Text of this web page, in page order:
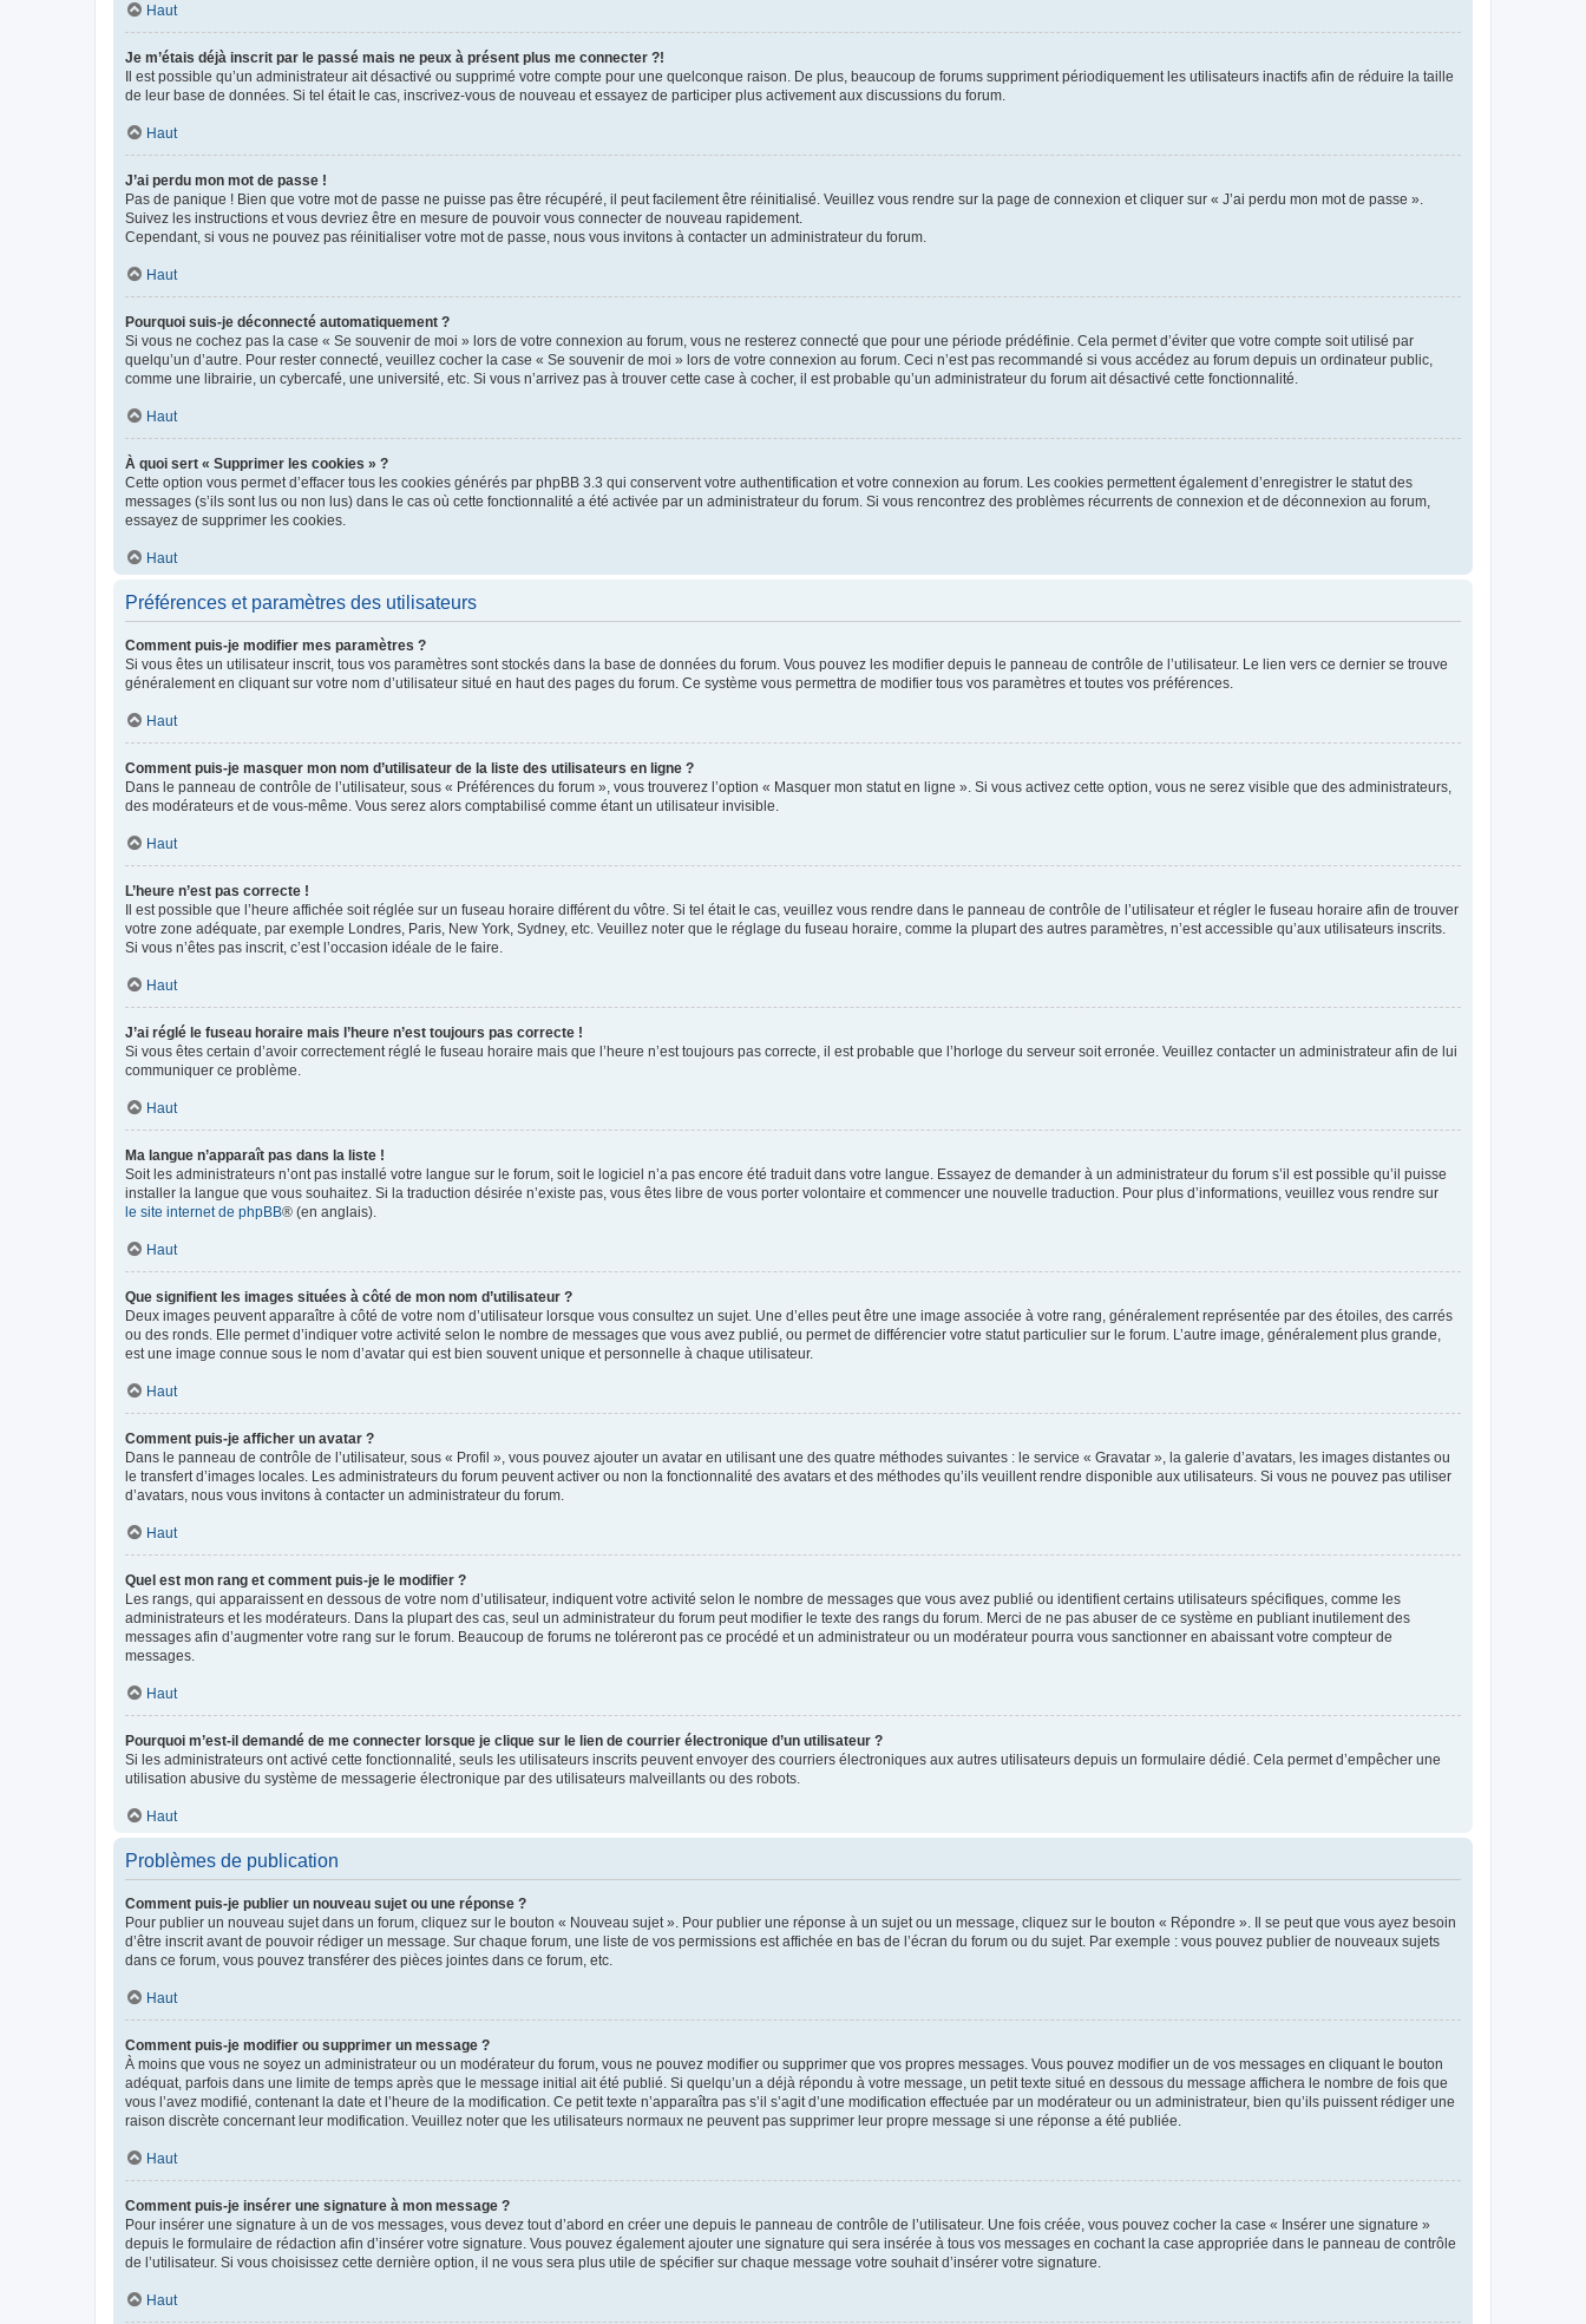
Haut
Je m’étais déjà inscrit par le passé mais ne peux à présent plus me connecter ?!
Il est possible qu’un administrateur ait désactivé ou supprimé votre compte pour une quelconque raison. De plus, beaucoup de forums suppriment périodiquement les utilisateurs inactifs afin de réduire la taille
de leur base de données. Si tel était le cas, inscrivez-vous de nouveau et essayez de participer plus activement aux discussions du forum.
Haut
J’ai perdu mon mot de passe !
Pas de panique ! Bien que votre mot de passe ne puisse pas être récupéré, il peut facilement être réinitialisé. Veuillez vous rendre sur la page de connexion et cliquer sur « J’ai perdu mon mot de passe ».
Suivez les instructions et vous devriez être en mesure de pouvoir vous connecter de nouveau rapidement.
Cependant, si vous ne pouvez pas réinitialiser votre mot de passe, nous vous invitons à contacter un administrateur du forum.
Haut
Pourquoi suis-je déconnecté automatiquement ?
Si vous ne cochez pas la case « Se souvenir de moi » lors de votre connexion au forum, vous ne resterez connecté que pour une période prédéfinie. Cela permet d’éviter que votre compte soit utilisé par
quelqu’un d’autre. Pour rester connecté, veuillez cocher la case « Se souvenir de moi » lors de votre connexion au forum. Ceci n’est pas recommandé si vous accédez au forum depuis un ordinateur public,
comme une librairie, un cybercafé, une université, etc. Si vous n’arrivez pas à trouver cette case à cocher, il est probable qu’un administrateur du forum ait désactivé cette fonctionnalité.
Haut
À quoi sert « Supprimer les cookies » ?
Cette option vous permet d’effacer tous les cookies générés par phpBB 3.3 qui conservent votre authentification et votre connexion au forum. Les cookies permettent également d’enregistrer le statut des
messages (s’ils sont lus ou non lus) dans le cas où cette fonctionnalité a été activée par un administrateur du forum. Si vous rencontrez des problèmes récurrents de connexion et de déconnexion au forum,
essayez de supprimer les cookies.
Haut
Préférences et paramètres des utilisateurs
Comment puis-je modifier mes paramètres ?
Si vous êtes un utilisateur inscrit, tous vos paramètres sont stockés dans la base de données du forum. Vous pouvez les modifier depuis le panneau de contrôle de l’utilisateur. Le lien vers ce dernier se trouve
généralement en cliquant sur votre nom d’utilisateur situé en haut des pages du forum. Ce système vous permettra de modifier tous vos paramètres et toutes vos préférences.
Haut
Comment puis-je masquer mon nom d’utilisateur de la liste des utilisateurs en ligne ?
Dans le panneau de contrôle de l’utilisateur, sous « Préférences du forum », vous trouverez l’option « Masquer mon statut en ligne ». Si vous activez cette option, vous ne serez visible que des administrateurs,
des modérateurs et de vous-même. Vous serez alors comptabilisé comme étant un utilisateur invisible.
Haut
L’heure n’est pas correcte !
Il est possible que l’heure affichée soit réglée sur un fuseau horaire différent du vôtre. Si tel était le cas, veuillez vous rendre dans le panneau de contrôle de l’utilisateur et régler le fuseau horaire afin de trouver
votre zone adéquate, par exemple Londres, Paris, New York, Sydney, etc. Veuillez noter que le réglage du fuseau horaire, comme la plupart des autres paramètres, n’est accessible qu’aux utilisateurs inscrits.
Si vous n’êtes pas inscrit, c’est l’occasion idéale de le faire.
Haut
J’ai réglé le fuseau horaire mais l’heure n’est toujours pas correcte !
Si vous êtes certain d’avoir correctement réglé le fuseau horaire mais que l’heure n’est toujours pas correcte, il est probable que l’horloge du serveur soit erronée. Veuillez contacter un administrateur afin de lui
communiquer ce problème.
Haut
Ma langue n’apparaît pas dans la liste !
Soit les administrateurs n’ont pas installé votre langue sur le forum, soit le logiciel n’a pas encore été traduit dans votre langue. Essayez de demander à un administrateur du forum s’il est possible qu’il puisse
installer la langue que vous souhaitez. Si la traduction désirée n’existe pas, vous êtes libre de vous porter volontaire et commencer une nouvelle traduction. Pour plus d’informations, veuillez vous rendre sur
le site internet de phpBB® (en anglais).
Haut
Que signifient les images situées à côté de mon nom d’utilisateur ?
Deux images peuvent apparaître à côté de votre nom d’utilisateur lorsque vous consultez un sujet. Une d’elles peut être une image associée à votre rang, généralement représentée par des étoiles, des carrés
ou des ronds. Elle permet d’indiquer votre activité selon le nombre de messages que vous avez publié, ou permet de différencier votre statut particulier sur le forum. L’autre image, généralement plus grande,
est une image connue sous le nom d’avatar qui est bien souvent unique et personnelle à chaque utilisateur.
Haut
Comment puis-je afficher un avatar ?
Dans le panneau de contrôle de l’utilisateur, sous « Profil », vous pouvez ajouter un avatar en utilisant une des quatre méthodes suivantes : le service « Gravatar », la galerie d’avatars, les images distantes ou
le transfert d’images locales. Les administrateurs du forum peuvent activer ou non la fonctionnalité des avatars et des méthodes qu’ils veuillent rendre disponible aux utilisateurs. Si vous ne pouvez pas utiliser
d’avatars, nous vous invitons à contacter un administrateur du forum.
Haut
Quel est mon rang et comment puis-je le modifier ?
Les rangs, qui apparaissent en dessous de votre nom d’utilisateur, indiquent votre activité selon le nombre de messages que vous avez publié ou identifient certains utilisateurs spécifiques, comme les
administrateurs et les modérateurs. Dans la plupart des cas, seul un administrateur du forum peut modifier le texte des rangs du forum. Merci de ne pas abuser de ce système en publiant inutilement des
messages afin d’augmenter votre rang sur le forum. Beaucoup de forums ne toléreront pas ce procédé et un administrateur ou un modérateur pourra vous sanctionner en abaissant votre compteur de
messages.
Haut
Pourquoi m’est-il demandé de me connecter lorsque je clique sur le lien de courrier électronique d’un utilisateur ?
Si les administrateurs ont activé cette fonctionnalité, seuls les utilisateurs inscrits peuvent envoyer des courriers électroniques aux autres utilisateurs depuis un formulaire dédié. Cela permet d’empêcher une
utilisation abusive du système de messagerie électronique par des utilisateurs malveillants ou des robots.
Haut
Problèmes de publication
Comment puis-je publier un nouveau sujet ou une réponse ?
Pour publier un nouveau sujet dans un forum, cliquez sur le bouton « Nouveau sujet ». Pour publier une réponse à un sujet ou un message, cliquez sur le bouton « Répondre ». Il se peut que vous ayez besoin
d’être inscrit avant de pouvoir rédiger un message. Sur chaque forum, une liste de vos permissions est affichée en bas de l’écran du forum ou du sujet. Par exemple : vous pouvez publier de nouveaux sujets
dans ce forum, vous pouvez transférer des pièces jointes dans ce forum, etc.
Haut
Comment puis-je modifier ou supprimer un message ?
À moins que vous ne soyez un administrateur ou un modérateur du forum, vous ne pouvez modifier ou supprimer que vos propres messages. Vous pouvez modifier un de vos messages en cliquant le bouton
adéquat, parfois dans une limite de temps après que le message initial ait été publié. Si quelqu’un a déjà répondu à votre message, un petit texte situé en dessous du message affichera le nombre de fois que
vous l’avez modifié, contenant la date et l’heure de la modification. Ce petit texte n’apparaîtra pas s’il s’agit d’une modification effectuée par un modérateur ou un administrateur, bien qu’ils puissent rédiger une
raison discrète concernant leur modification. Veuillez noter que les utilisateurs normaux ne peuvent pas supprimer leur propre message si une réponse a été publiée.
Haut
Comment puis-je insérer une signature à mon message ?
Pour insérer une signature à un de vos messages, vous devez tout d’abord en créer une depuis le panneau de contrôle de l’utilisateur. Une fois créée, vous pouvez cocher la case « Insérer une signature »
depuis le formulaire de rédaction afin d’insérer votre signature. Vous pouvez également ajouter une signature qui sera insérée à tous vos messages en cochant la case appropriée dans le panneau de contrôle
de l’utilisateur. Si vous choisissez cette dernière option, il ne vous sera plus utile de spécifier sur chaque message votre souhait d’insérer votre signature.
Haut